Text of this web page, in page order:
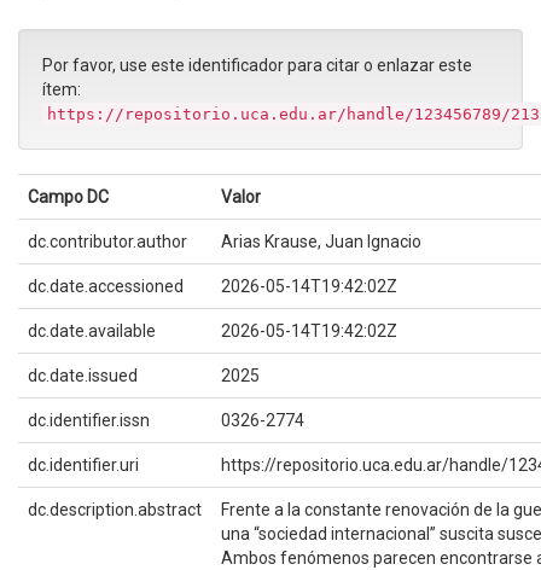
Por favor, use este identificador para citar o enlazar este
ítem:
https://repositorio.uca.edu.ar/handle/123456789/
Campo DC Valor
dc.contributor.author Arias Krause, Juan Ignacio
dc.date.accessioned 2026-05-14T19:42:02Z
dc.date.available 2026-05-14T19:42:02Z
dc.date.issued 2025
dc.identifier.issn 0326-2774
dc.identifier.uri https://repositorio.uca.edu.ar/handle/
dc.description.abstract
Frente a la constante renovación de la
una “sociedad internacional” suscita
Ambos fenómenos parecen encontrarse